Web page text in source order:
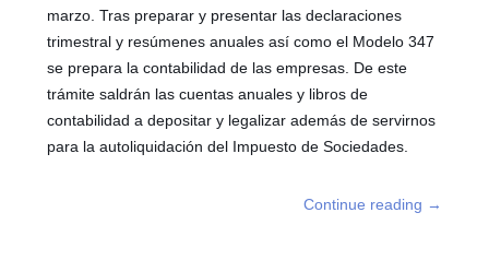
marzo. Tras preparar y presentar las declaraciones
trimestral y resúmenes anuales así como el Modelo 347
se prepara la contabilidad de las empresas. De este
trámite saldrán las cuentas anuales y libros de
contabilidad a depositar y legalizar además de servirnos
para la autoliquidación del Impuesto de Sociedades.
Continue reading →